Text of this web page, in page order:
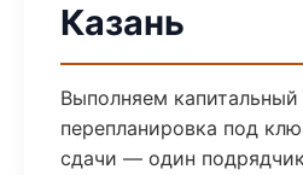
Казань
Выполняем
перепланировка под
сдачи — один